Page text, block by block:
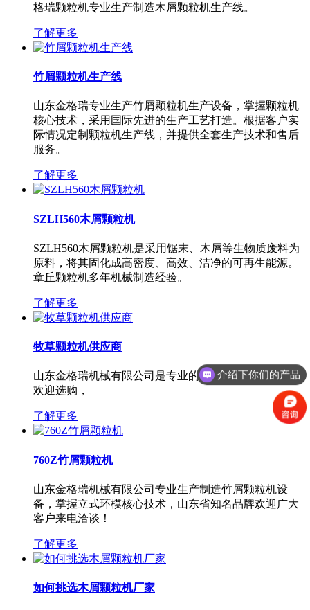
格瑞颗粒机专业生产制造木屑颗粒机生产线。
了解更多
竹屑颗粒机生产线
山东金格瑞专业生产竹屑颗粒机生产设备，掌握颗粒机
核心技术，采用国际先进的生产工艺打造。根据客户实
际情况定制颗粒机生产线，并提供全套生产技术和售后
服务。
了解更多
SZLH560木屑颗粒机
SZLH560木屑颗粒机是采用锯末、木屑等生物质废料为
原料，将其固化成高密度、高效、洁净的可再生能源。
章丘颗粒机多年机械制造经验。
了解更多
牧草颗粒机供应商
山东金格瑞机械有限公司是专业的牧草颗粒机供应商，
欢迎选购，
了解更多
760Z竹屑颗粒机
山东金格瑞机械有限公司专业生产制造竹屑颗粒机设
备，掌握立式环模核心技术，山东省知名品牌欢迎广大
客户来电洽谈！
了解更多
如何挑选木屑颗粒机厂家
介绍下你们的产品